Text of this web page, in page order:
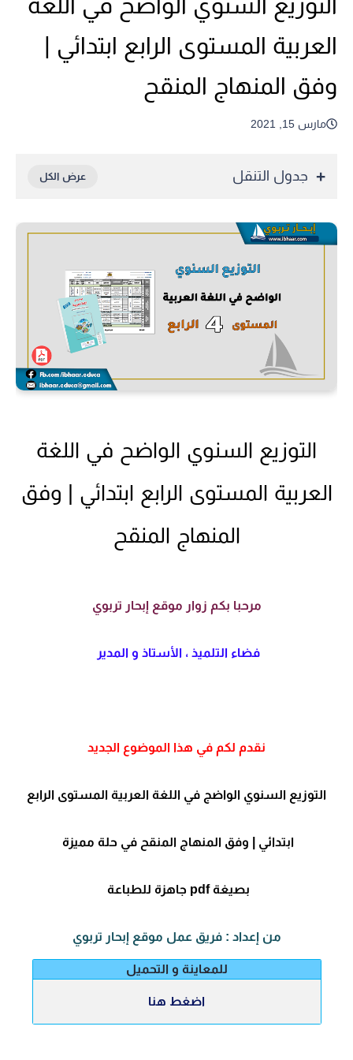
العربية المستوى الرابع ابتدائي |
وفق المنهاج المنقح
مارس 15, 2021
جدول التنقل
التوزيع السنوي الواضح في اللغة
العربية المستوى الرابع ابتدائي | وفق
المنهاج المنقح
مرحبا بكم زوار موقع إبحار تربوي
فضاء التلميذ ، الأستاذ و المدير
نقدم لكم في هذا الموضوع الجديد
التوزيع السنوي الواضج في اللغة العربية المستوى الرابع
ابتدائي | وفق المنهاج المنقح في حلة مميزة
بصيغة pdf جاهزة للطباعة
من إعداد : فريق عمل موقع إبحار تربوي
للمعاينة و التحميل
اضغط هنا